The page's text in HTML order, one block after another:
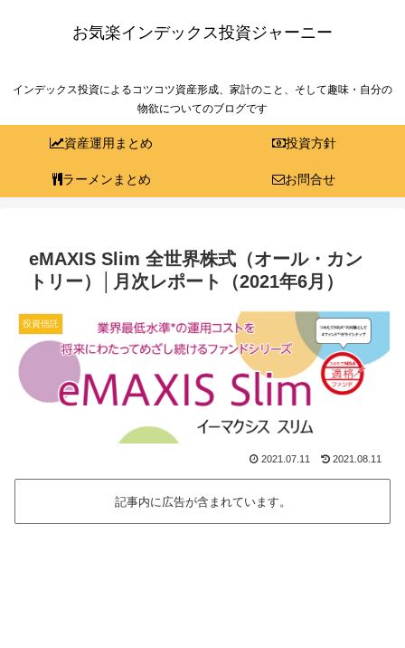
お気楽インデックス投資ジャーニー
インデックス投資によるコツコツ資産形成、家計のこと、そして趣味・自分の
物欲についてのブログです
資産運用まとめ 投資方針
ラーメンまとめ お問合せ
eMAXIS Slim 全世界株式（オール・カン
トリー）│月次レポート（2021年6月）
投資信託
2021.07.11 2021.08.11
記事内に広告が含まれています。